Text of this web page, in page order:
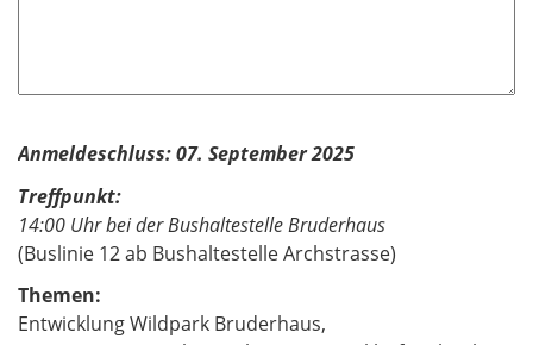
Anmeldeschluss: 07. September 2025
Treffpunkt:
14:00 Uhr bei der Bushaltestelle Bruderhaus
(Buslinie 12 ab Bushaltestelle Archstrasse)
Themen:
Entwicklung Wildpark Bruderhaus,